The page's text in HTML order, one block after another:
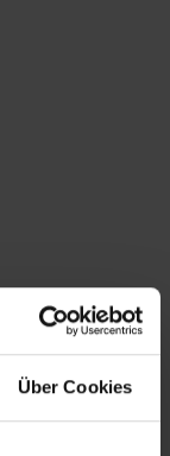
Über Cookies